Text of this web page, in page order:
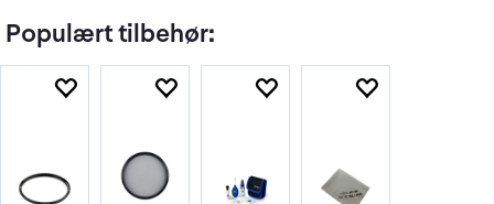
Populært tilbehør: